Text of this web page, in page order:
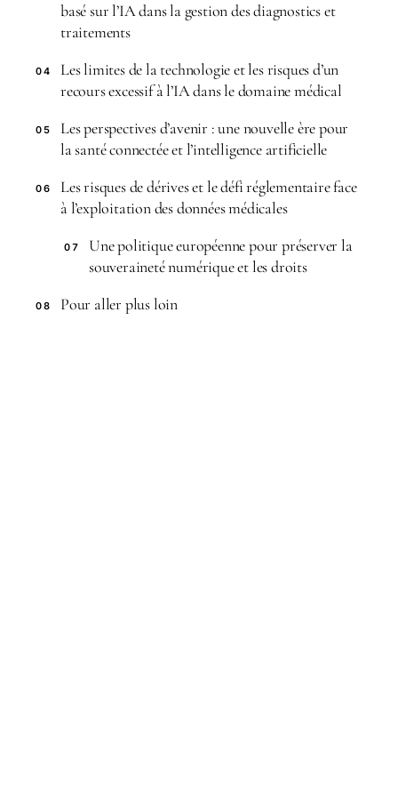
basé sur l’IA dans la gestion des diagnostics et
traitements
04
Les limites de la technologie et les risques d’un
recours excessif à l’IA dans le domaine médical
05
Les perspectives d’avenir : une nouvelle ère pour
la santé connectée et l’intelligence artificielle
06
Les risques de dérives et le défi réglementaire face
à l’exploitation des données médicales
07
Une politique européenne pour préserver la
souveraineté numérique et les droits
08 Pour aller plus loin